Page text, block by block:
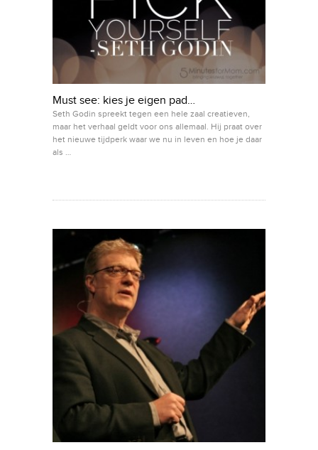
Must see: kies je eigen pad…
Seth Godin spreekt tegen een hele zaal creatieven,
maar het verhaal geldt voor ons allemaal. Hij praat over
het nieuwe tijdperk waar we nu in leven en hoe je daar
als …